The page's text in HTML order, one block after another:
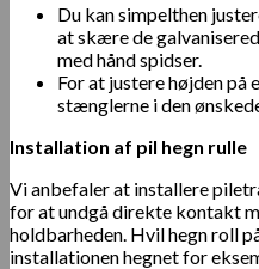
Du kan simpelthen
at skære de
med hånd spidser.
For at justere højden
stænglerne i den
Installation af pil hegn rulle
Vi anbefaler at installere
for at undgå direkte kontakt
holdbarheden. Hvil hegn roll
installationen hegnet for